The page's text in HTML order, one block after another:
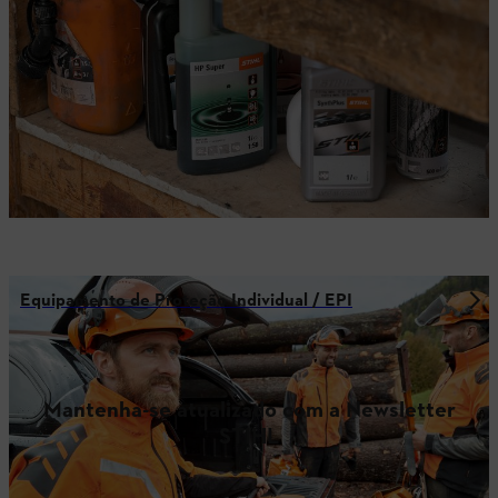
Equipamento de Proteção Individual / EPI
Mantenha-se atualizado com a Newsletter
STIHL